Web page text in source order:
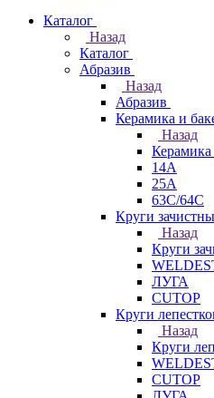
Каталог
Назад
Каталог
Абразив
Назад
Абразив
Керамика и
Назад
Керамика
14А
25А
63С/64С
Круги
Назад
Круги
ЛУГА
CUTOP
Круги
Назад
Круги
CUTOP